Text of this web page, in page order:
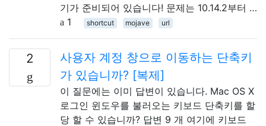
기가 준비되어 있습니다! 문제는 10.14.2부터 …
1
shortcut mojave url
2
사용자 계정 창으로 이동하는 단축키
가 있습니까? [복제]
이 질문에는 이미 답변이 있습니다. Mac OS X
로그인 윈도우를 불러오는 키보드 단축키를 할
당 할 수 있습니까? 답변 9 개 여기에 키보드